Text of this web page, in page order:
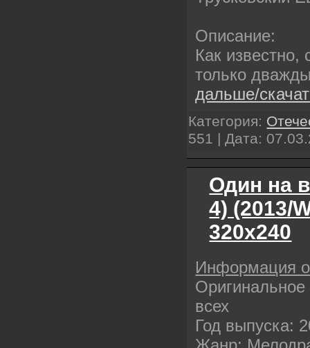
Описание:
Как известно,
только
дальше/
Категория:
551 | Дата:
Один на
4) (2013/
320х240
Информация
всех
Год выпуска: